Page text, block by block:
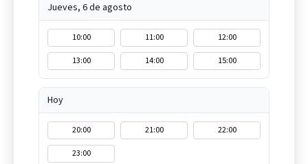
Jueves, 6 de agosto
10:00 11:00
12:00
13:00
14:00 15:00
Hoy
20:00 21:00
22:00
23:00